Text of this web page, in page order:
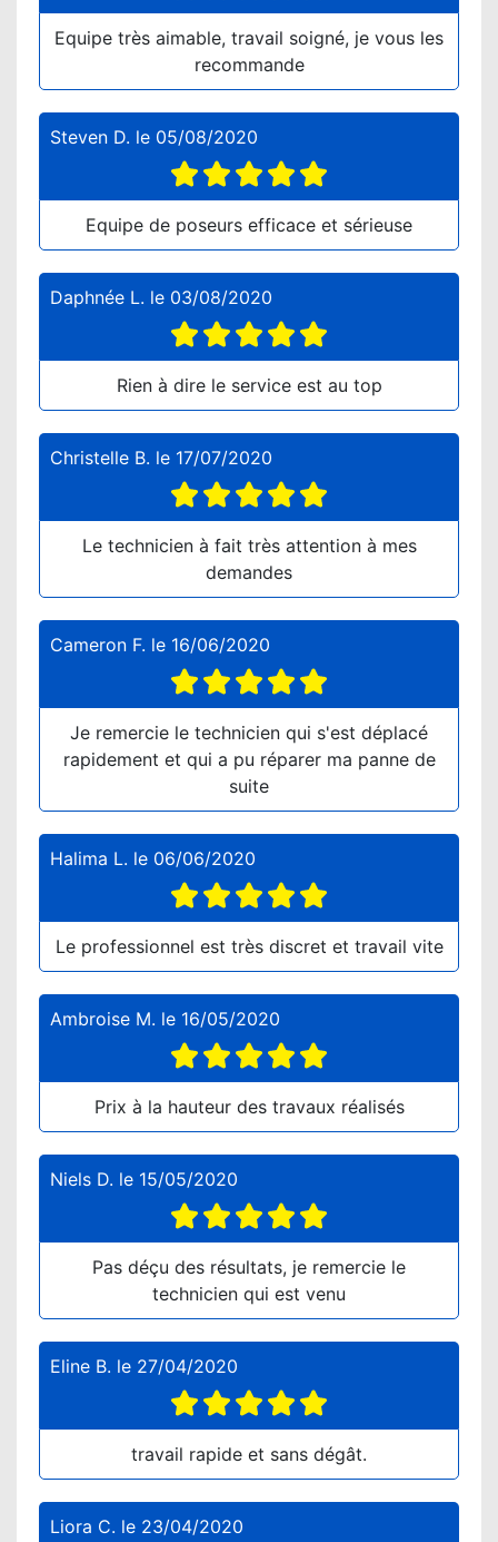
Equipe très aimable, travail soigné, je vous les
recommande
Steven D. le 05/08/2020
Equipe de poseurs efficace et sérieuse
Daphnée L. le 03/08/2020
Rien à dire le service est au top
Christelle B. le 17/07/2020
Le technicien à fait très attention à mes
demandes
Cameron F. le 16/06/2020
Je remercie le technicien qui s'est déplacé
rapidement et qui a pu réparer ma panne de
suite
Halima L. le 06/06/2020
Le professionnel est très discret et travail vite
Ambroise M. le 16/05/2020
Prix à la hauteur des travaux réalisés
Niels D. le 15/05/2020
Pas déçu des résultats, je remercie le
technicien qui est venu
Eline B. le 27/04/2020
travail rapide et sans dégât.
Liora C. le 23/04/2020